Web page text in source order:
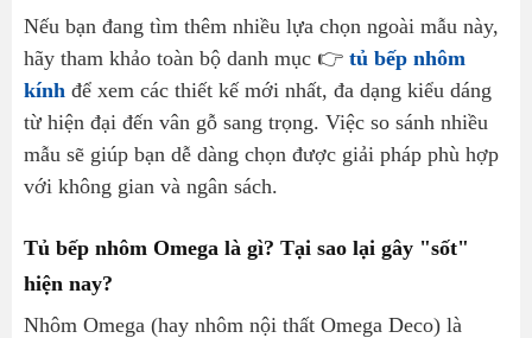
Tủ bếp nhôm Omega vân gỗ sáng (Modern)
Thiết kế sát trần tối ưu không gian
Nhôm Kính Tiến Cường – Đơn vị thi công tủ bếp nhôm
Omega uy tín
Những câu hỏi thường gặp khi làm tủ bếp nhôm omega
Nếu bạn đang tìm thêm nhiều lựa chọn ngoài mẫu này,
hãy tham khảo toàn bộ danh mục 👉 tủ bếp nhôm
kính để xem các thiết kế mới nhất, đa dạng kiểu dáng
từ hiện đại đến vân gỗ sang trọng. Việc so sánh nhiều
mẫu sẽ giúp bạn dễ dàng chọn được giải pháp phù hợp
với không gian và ngân sách.
Tủ bếp nhôm Omega là gì? Tại sao lại gây "sốt"
hiện nay?
Nhôm Omega (hay nhôm nội thất Omega Deco) là